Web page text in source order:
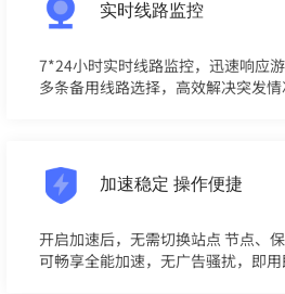
实时线路监控
7*24小时实时线路监控，迅速响应游
多条备用线路选择，高效解决突发
加速稳定 操作便捷
开启加速后，无需切换站点 节点、
可畅享全能加速，无广告骚扰，即